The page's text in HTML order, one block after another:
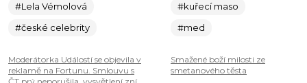
#Lela Vémolová
#české celebrity
Moderátorka Událostí se objevila v
reklamě na Fortunu. Smlouvu s
#kuřecí maso
#med
Smažené boží milosti ze
smetanového těsta